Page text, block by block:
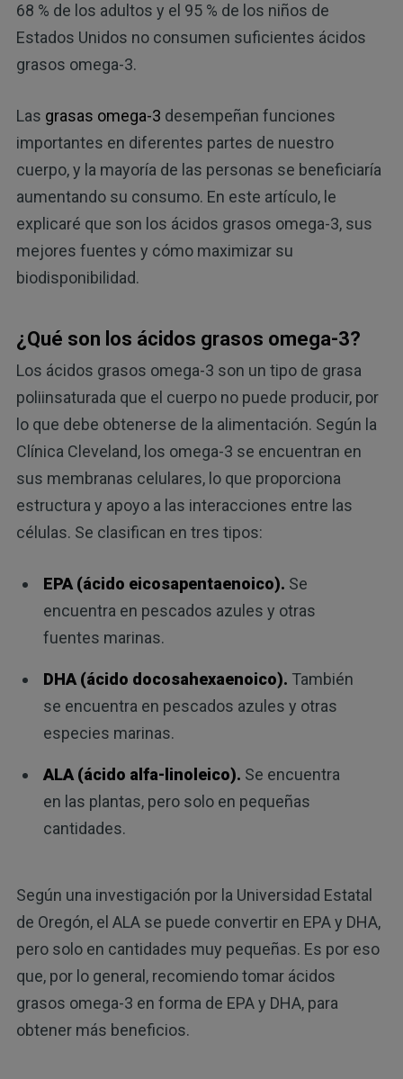
68 % de los adultos y el 95 % de los niños de
Estados Unidos no consumen suficientes ácidos
grasos omega-3.
Las grasas omega-3 desempeñan funciones
importantes en diferentes partes de nuestro
cuerpo, y la mayoría de las personas se beneficiaría
aumentando su consumo. En este artículo, le
explicaré que son los ácidos grasos omega-3, sus
mejores fuentes y cómo maximizar su
biodisponibilidad.
¿Qué son los ácidos grasos omega-3?
Los ácidos grasos omega-3 son un tipo de grasa
poliinsaturada que el cuerpo no puede producir, por
lo que debe obtenerse de la alimentación. Según la
Clínica Cleveland, los omega-3 se encuentran en
sus membranas celulares, lo que proporciona
estructura y apoyo a las interacciones entre las
células. Se clasifican en tres tipos:
EPA (ácido eicosapentaenoico). Se
encuentra en pescados azules y otras
fuentes marinas.
DHA (ácido docosahexaenoico). También
se encuentra en pescados azules y otras
especies marinas.
ALA (ácido alfa-linoleico). Se encuentra
en las plantas, pero solo en pequeñas
cantidades.
Según una investigación por la Universidad Estatal
de Oregón, el ALA se puede convertir en EPA y DHA,
pero solo en cantidades muy pequeñas. Es por eso
que, por lo general, recomiendo tomar ácidos
grasos omega-3 en forma de EPA y DHA, para
obtener más beneficios.